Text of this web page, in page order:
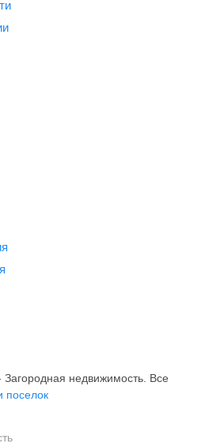
недвижимость. Все
поселок